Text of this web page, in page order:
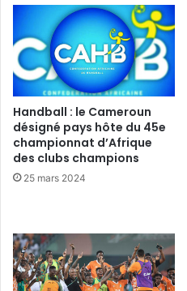
Handball : le Cameroun
désigné pays hôte du 45e
championnat d’Afrique
des clubs champions
25 mars 2024